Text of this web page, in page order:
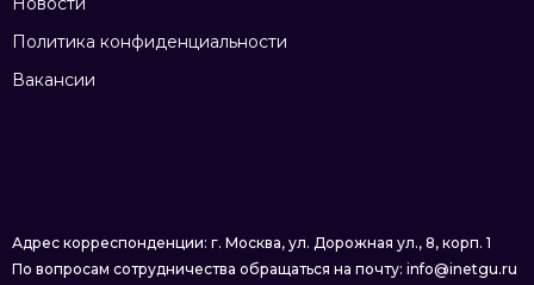
Политика конфиденциальности
Вакансии
Адрес корреспонденции: г. Москва, ул. Дорожная ул., 8, корп. 1
По вопросам сотрудничества обращаться на почту: info@inetgu.ru